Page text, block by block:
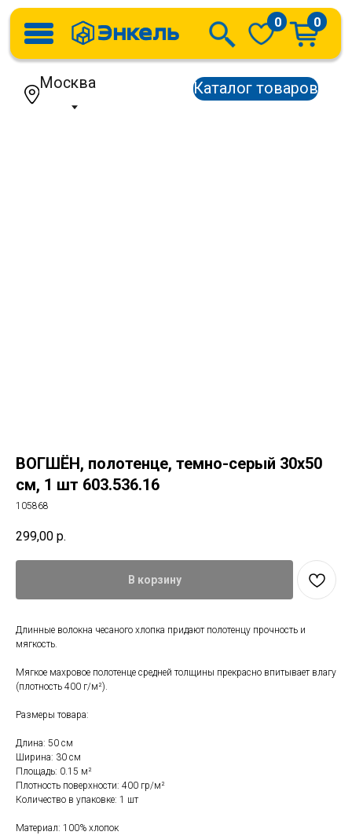
Каталог товаров
Москва
ВОГШЁН, полотенце, темно-серый 30x50
см, 1 шт 603.536.16
105868
299,00 р.
В корзину
Длинные волокна чесаного хлопка придают полотенцу прочность и
мягкость.
Мягкое махровое полотенце средней толщины прекрасно впитывает влагу
(плотность 400 г/м²).
Размеры товара:
Длина: 50 см
Ширина: 30 см
Площадь: 0.15 м²
Плотность поверхности: 400 гр/м²
Количество в упаковке: 1 шт
Материал: 100% хлопок